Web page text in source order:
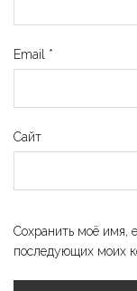
Email *
Сайт
Сохранить моё имя,
последующих моих